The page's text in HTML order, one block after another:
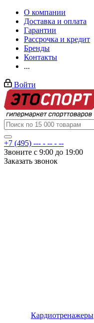
О компании
Доставка и оплата
Гарантии
Рассрочка и кредит
Бренды
Контакты
...
Войти
+7 (495) --- - -- - --
Звоните с 9:00 до 19:00
Заказать звонок
Кардиотренажеры